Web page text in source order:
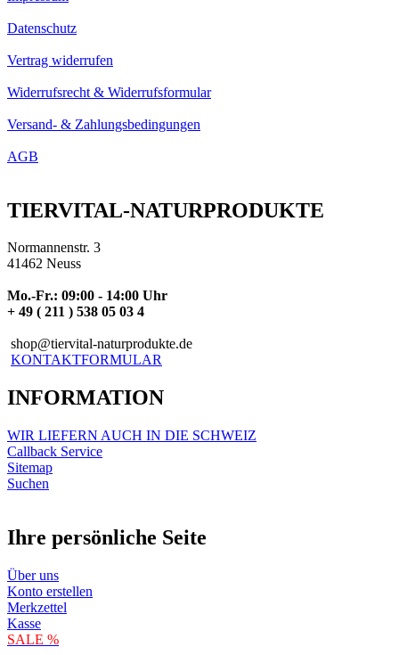
Datenschutz
Vertrag widerrufen
Widerrufsrecht & Widerrufsformular
Versand- & Zahlungsbedingungen
AGB
TIERVITAL-NATURPRODUKTE
Normannenstr. 3
41462 Neuss
Mo.-Fr.: 09:00 - 14:00 Uhr
+ 49 ( 211 ) 538 05 03 4
shop@tiervital-naturprodukte.de
KONTAKTFORMULAR
INFORMATION
WIR LIEFERN AUCH IN DIE SCHWEIZ
Callback Service
Sitemap
Suchen
Ihre persönliche Seite
Über uns
Konto erstellen
Merkzettel
Kasse
SALE %